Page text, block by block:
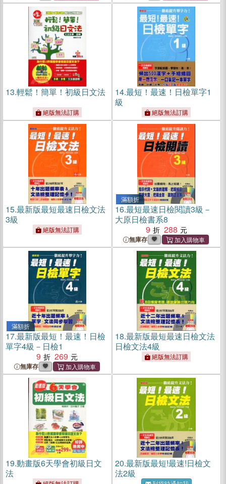
13.輕鬆！簡單！初級日文法
絕版無法訂購
14.最短！最速！日檢單字1
級
絕版無法訂購
15.最新版最短最速日檢文法
3級
絕版無法訂購
滿額折
16.最短最速日檢閱讀3級－
大原日檢書系8
9
288
無庫存
滿額折
17.最新版最短！最速！日檢
單字4級－日檢1
9
269
無庫存
18.最新版最短最速日檢文法
日檢文法4級
絕版無法訂購
19.動畫版6天學會初級日文
法
20.最新版最短!最速!日檢文
法2級